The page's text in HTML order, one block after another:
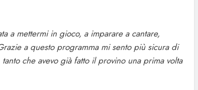
a mettermi in gioco, a imparare a cantare,
a questo programma mi sento più sicura di
che avevo già fatto il provino una prima volta